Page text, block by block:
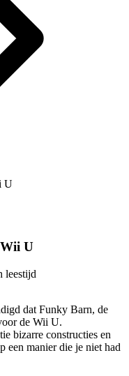
U
U
leestijd
dat Funky Barn, de
de Wii U.
bizarre constructies en
een manier die je niet had